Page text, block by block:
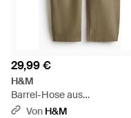
29,99 €
H&M
Barrel-Hose aus
Viskosemischgewebe - Grün
Von H&M